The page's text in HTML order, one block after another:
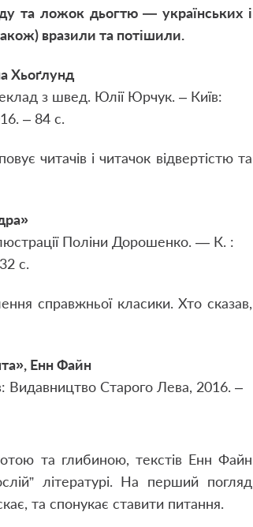
та ложок дьогтю — українських і
вразили та потішили.
Хьоґлунд
з швед. Юлії Юрчук. – Київ:
– 84 с.
читачів і читачок відвертістю та
Поліни Дорошенко. — К. :
с.
справжньої класики. Хто сказав,
Енн Файн
Видавництво Старого Лева, 2016. –
та глибиною, текстів Енн Файн
літературі. На перший погляд
та спонукає ставити питання.